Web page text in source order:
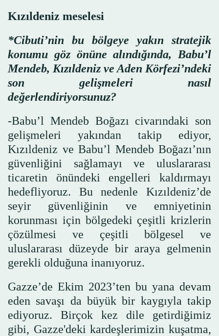
Kızıldeniz meselesi
*Cibuti’nin bu bölgeye yakın stratejik
konumu göz önüne alındığında, Babu’l
Mendeb, Kızıldeniz ve Aden Körfezi’ndeki
son gelişmeleri nasıl
değerlendiriyorsunuz?
-Babu’l Mendeb Boğazı civarındaki son
gelişmeleri yakından takip ediyor,
Kızıldeniz ve Babu’l Mendeb Boğazı’nın
güvenliğini sağlamayı ve uluslararası
ticaretin önündeki engelleri kaldırmayı
hedefliyoruz. Bu nedenle Kızıldeniz’de
seyir güvenliğinin ve emniyetinin
korunması için bölgedeki çeşitli krizlerin
çözülmesi ve çeşitli bölgesel ve
uluslararası düzeyde bir araya gelmenin
gerekli olduğuna inanıyoruz.
Gazze’de Ekim 2023’ten bu yana devam
eden savaşı da büyük bir kaygıyla takip
ediyoruz. Birçok kez dile getirdiğimiz
gibi, Gazze'deki kardeşlerimizin kuşatma,